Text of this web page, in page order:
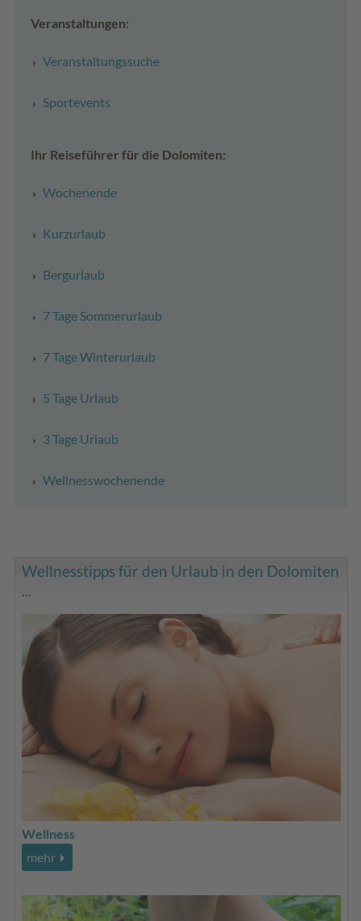
Veranstaltungen:
Veranstaltungssuche
Sportevents
Ihr Reiseführer für die Dolomiten:
Wochenende
Kurzurlaub
Bergurlaub
7 Tage Sommerurlaub
7 Tage Winterurlaub
5 Tage Urlaub
3 Tage Urlaub
Wellnesswochenende
Wellnesstipps für den Urlaub in den Dolomiten
...
Wellness
mehr